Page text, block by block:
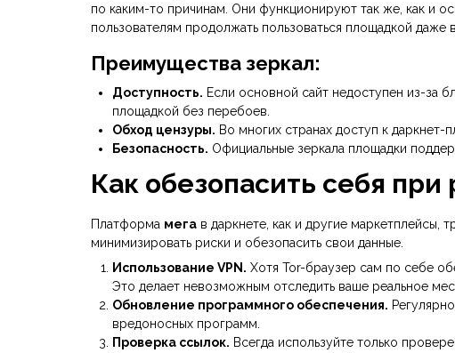
по каким-то причинам. Они функционируют так же, как и
пользователям продолжать пользоваться площадкой даже
Преимущества зеркал:
Доступность. Если основной сайт недоступен из-за
площадкой без перебоев.
Обход цензуры. Во многих странах доступ к
Безопасность. Официальные зеркала площадки
Как обезопасить себя
Платформа мега в даркнете, как и другие маркетплейсы,
минимизировать риски и обезопасить свои данные.
Использование VPN. Хотя Tor-браузер сам по себе
Это делает невозможным отследить ваше реальное
Обновление программного обеспечения.
вредоносных программ.
Проверка ссылок. Всегда используйте только